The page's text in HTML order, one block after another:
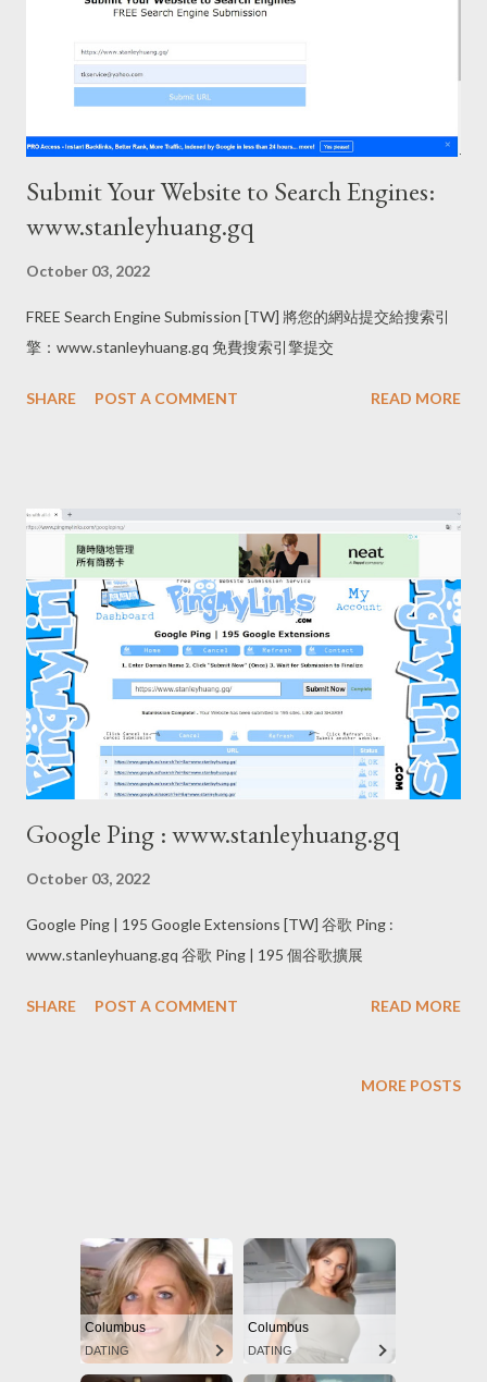
Submit Your Website to Search Engines:
www.stanleyhuang.gq
October 03, 2022
FREE Search Engine Submission [TW] 將您的網站提交給搜索引
擎：www.stanleyhuang.gq 免費搜索引擎提交
SHARE POST A COMMENT READ MORE
Google Ping : www.stanleyhuang.gq
October 03, 2022
Google Ping | 195 Google Extensions [TW] 谷歌 Ping :
www.stanleyhuang.gq 谷歌 Ping | 195 個谷歌擴展
SHARE POST A COMMENT READ MORE
MORE POSTS